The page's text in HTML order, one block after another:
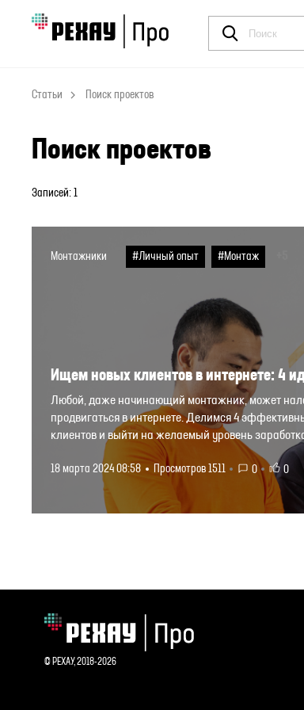
Статьи Поиск проектов
Поиск проектов
Записей: 1
Ищем новых клиентов в интернете: 4
Любой, даже начинающий монтажник, может
продвигаться в интернете. Делимся 4
клиентов и выйти на желаемый уровень
18 марта 2024 08:58 Просмотров 1511 0 0
Монтажники #Личный опыт #Монтаж
© РЕХАУ, 2018-2026